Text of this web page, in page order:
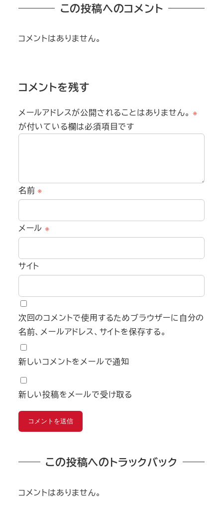
この投稿へのコメント
コメントはありません。
コメントを残す
メールアドレスが公開されることはありません。 ※
が付いている欄は必須項目です
名前※
メール ※
サイト
次回のコメントで使用するためブラウザーに自分の
名前、メールアドレス、サイトを保存する。
新しいコメントをメールで通知
新しい投稿をメールで受け取る
この投稿へのトラックバック
コメントはありません。